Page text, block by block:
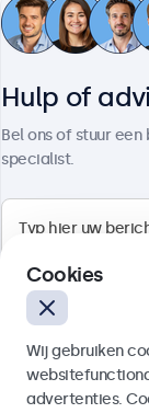
32 Inch
100+ stuks
1920 x 1080
Aansluitingen:
Montage:
Buitenmaat:
€ 599,00
€ 724,79 incl. btw
Hulp of
Bel ons of stuur
specialist.
Cookies
Wij gebruiken
advertenties.